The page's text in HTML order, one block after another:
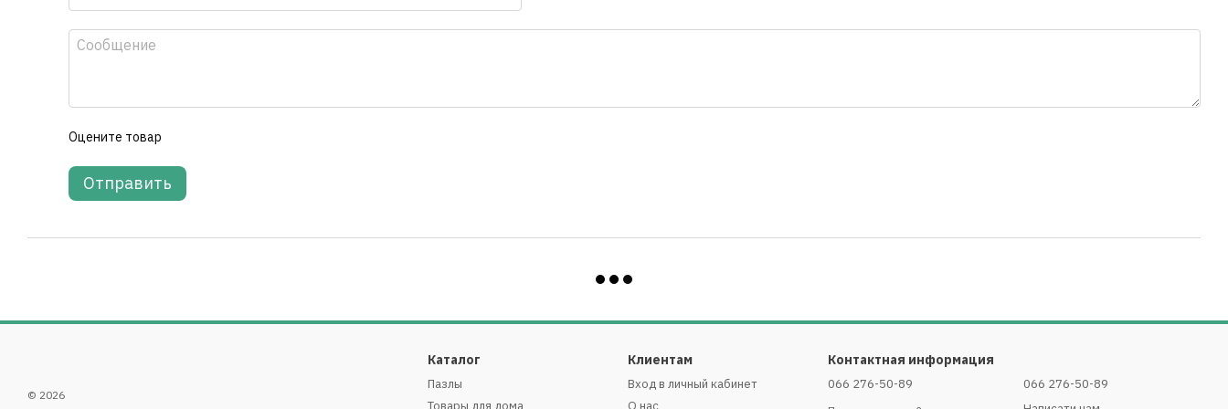
Оцените товар
Отправить
© 2026
Каталог
Пазлы
Клиентам
Вход в личный кабинет
Контактная информация
066 276-50-89
066 276-50-89